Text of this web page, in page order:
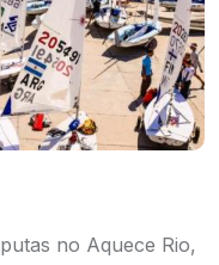
no Aquece Rio,